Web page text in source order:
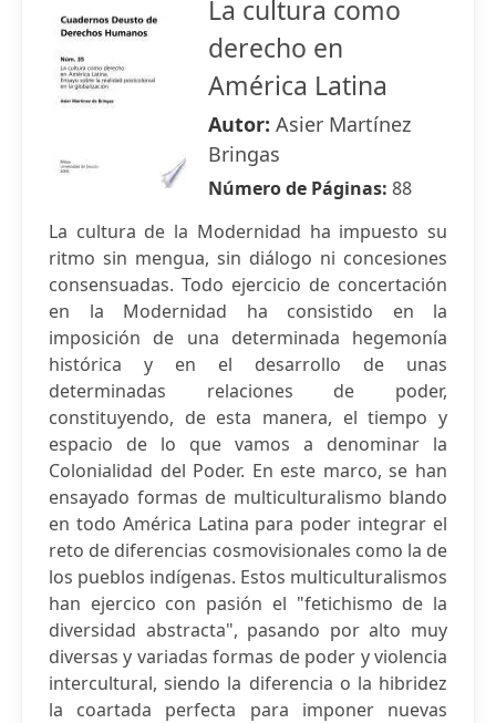
La cultura como
derecho en
América Latina
Autor: Asier Martínez
Bringas
Número de Páginas: 88
La cultura de la Modernidad ha impuesto su
ritmo sin mengua, sin diálogo ni concesiones
consensuadas. Todo ejercicio de concertación
en la Modernidad ha consistido en la
imposición de una determinada hegemonía
histórica y en el desarrollo de unas
determinadas relaciones de poder,
constituyendo, de esta manera, el tiempo y
espacio de lo que vamos a denominar la
Colonialidad del Poder. En este marco, se han
ensayado formas de multiculturalismo blando
en todo América Latina para poder integrar el
reto de diferencias cosmovisionales como la de
los pueblos indígenas. Estos multiculturalismos
han ejercico con pasión el "fetichismo de la
diversidad abstracta", pasando por alto muy
diversas y variadas formas de poder y violencia
intercultural, siendo la diferencia o la hibridez
la coartada perfecta para imponer nuevas